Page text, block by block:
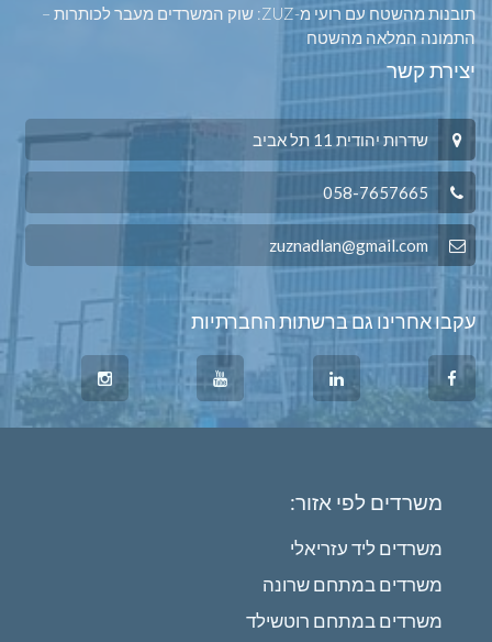
תובנות מהשטח עם רועי מ-ZUZ: שוק המשרדים מעבר לכותרות –
התמונה המלאה מהשטח
יצירת קשר
שדרות יהודית 11 תל אביב
עקבו אחרינו גם ברשתות החברתיות
משרדים לפי אזור:
משרדים ליד עזריאלי
משרדים במתחם שרונה
משרדים במתחם רוטשילד